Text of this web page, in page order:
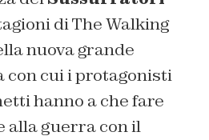
di The Walking
nuova grande
con cui i protagonisti
hanno a che fare
alla guerra con il